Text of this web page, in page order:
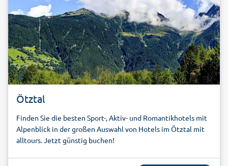
Ötztal
Finden Sie die besten Sport-, Aktiv- und Romantikhotels mit
Alpenblick in der großen Auswahl von Hotels im Ötztal mit
alltours. Jetzt günstig buchen!